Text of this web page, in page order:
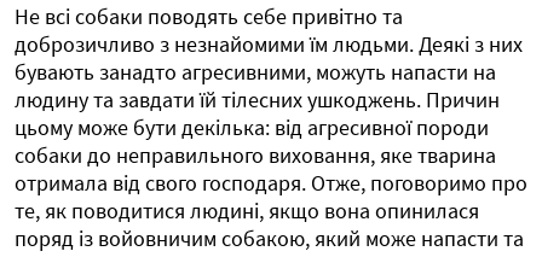
Не всі собаки поводять себе привітно та
доброзичливо з незнайомими їм людьми. Деякі з них
бувають занадто агресивними, можуть напасти на
людину та завдати їй тілесних ушкоджень. Причин
цьому може бути декілька: від агресивної породи
собаки до неправильного виховання, яке тварина
отримала від свого господаря. Отже, поговоримо про
те, як поводитися людині, якщо вона опинилася
поряд із войовничим собакою, який може напасти та